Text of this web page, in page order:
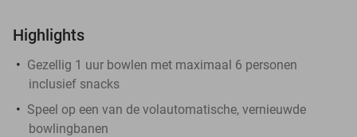
Highlights
Gezellig 1 uur bowlen met maximaal 6 personen
inclusief snacks
Speel op een van de volautomatische, vernieuwde
bowlingbanen